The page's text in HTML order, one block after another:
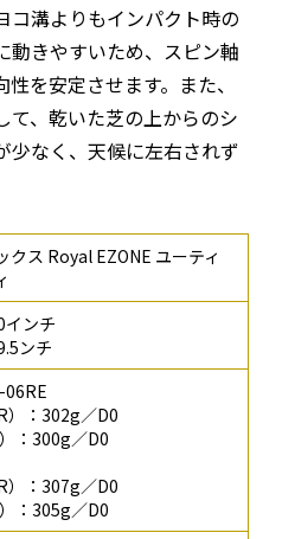
コ溝よりもインパクト時の
動きやすいため、スピン軸
を安定させます。また、
て、乾いた芝の上からのシ
少なく、天候に左右されず
クス Royal EZONE ユーティ
インチ
ンチ
）：302g／D0
：300g／D0
）：307g／D0
：305g／D0